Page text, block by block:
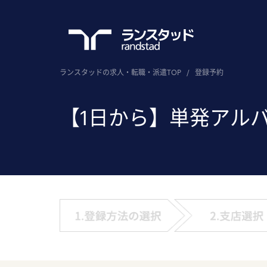
ランスタッドの求人・転職・派遣TOP / 登録予約
【1日から】単発アル